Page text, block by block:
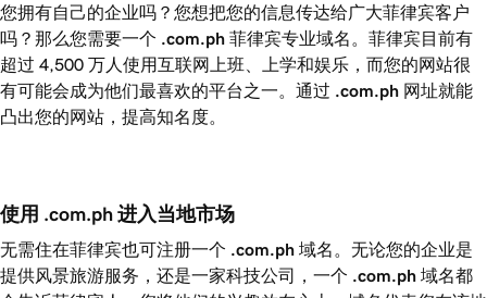
您拥有自己的企业吗？您想把您的信息传达给广大菲律宾客户
吗？那么您需要一个 .com.ph 菲律宾专业域名。菲律宾目前有
超过 4,500 万人使用互联网上班、上学和娱乐，而您的网站很
有可能会成为他们最喜欢的平台之一。通过 .com.ph 网址就能
凸出您的网站，提高知名度。
使用 .com.ph 进入当地市场
无需住在菲律宾也可注册一个 .com.ph 域名。无论您的企业是
提供风景旅游服务，还是一家科技公司，一个 .com.ph 域名都